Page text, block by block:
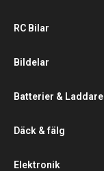
RC Bilar
Bildelar
Batterier & Laddare
Däck & fälg
Elektronik